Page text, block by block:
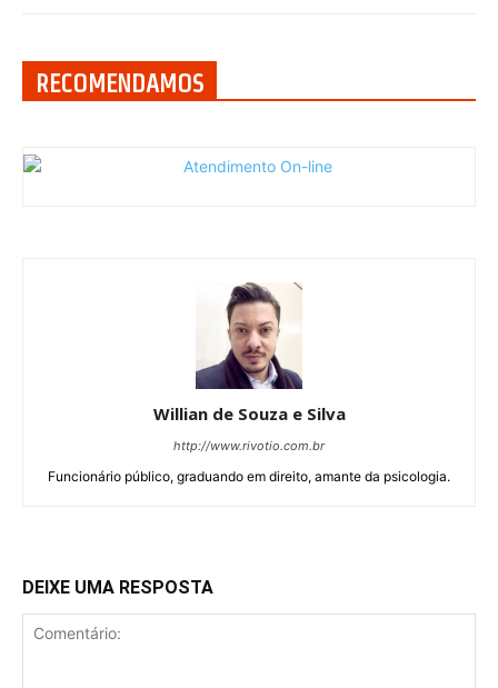
RECOMENDAMOS
Willian de Souza e Silva
http://www.rivotio.com.br
Funcionário público, graduando em direito, amante da psicologia.
DEIXE UMA RESPOSTA